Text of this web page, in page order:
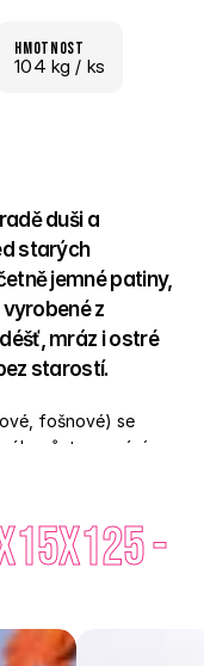
hmotnost
104 kg / ks
duši a
starých
jemné patiny,
z
mráz i ostré
starostí.
fošnové) se
tvarování
venkovského i
má duši – a
ale bez jeho
vzhled tradice i
-